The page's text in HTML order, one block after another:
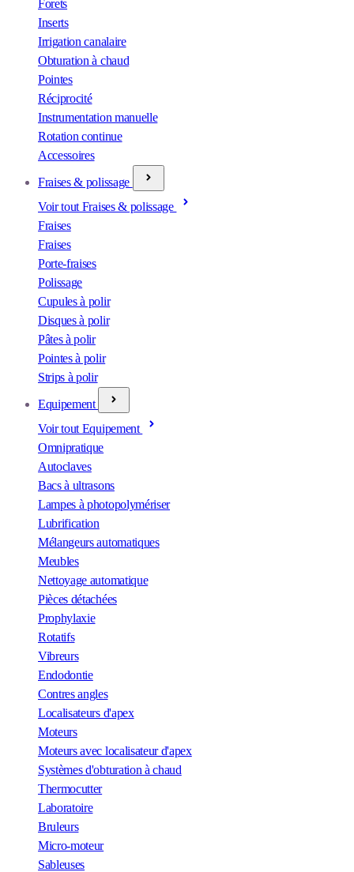
Forets
Inserts
Irrigation canalaire
Obturation à chaud
Pointes
Réciprocité
Instrumentation manuelle
Rotation continue
Accessoires
Fraises & polissage
Voir tout Fraises & polissage
Fraises
Fraises
Porte-fraises
Polissage
Cupules à polir
Disques à polir
Pâtes à polir
Pointes à polir
Strips à polir
Equipement
Voir tout Equipement
Omnipratique
Autoclaves
Bacs à ultrasons
Lampes à photopolymériser
Lubrification
Mélangeurs automatiques
Meubles
Nettoyage automatique
Pièces détachées
Prophylaxie
Rotatifs
Vibreurs
Endodontie
Contres angles
Localisateurs d'apex
Moteurs
Moteurs avec localisateur d'apex
Systèmes d'obturation à chaud
Thermocutter
Laboratoire
Bruleurs
Micro-moteur
Sableuses